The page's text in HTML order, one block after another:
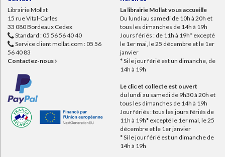
Librairie Mollat
15 rue Vital-Carles
33 080 Bordeaux Cedex
Standard : 05 56 56 40 40
Service client mollat.com : 05 56
56 40 83
Contactez-nous
La librairie Mollat vous accueille
Du lundi au samedi de 10h à 20h et
tous les dimanches de 14h à 19h
Jours fériés : de 11h à 19h* excepté
le 1er mai, le 25 décembre et le 1er
janvier
* Si le jour férié est un dimanche, de
14h à 19h
Le clic et collecte est ouvert
du lundi au samedi de 9h30 à 20h et
tous les dimanches de 14h à 19h
Jour fériés : tous les jours fériés de
11h à 19h* excepté le 1er mai, le 25
décembre et le 1er janvier
* Si le jour férié est un dimanche de
14h à 19h